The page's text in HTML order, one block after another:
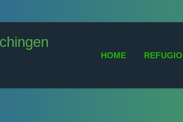
HOME REFUGIO